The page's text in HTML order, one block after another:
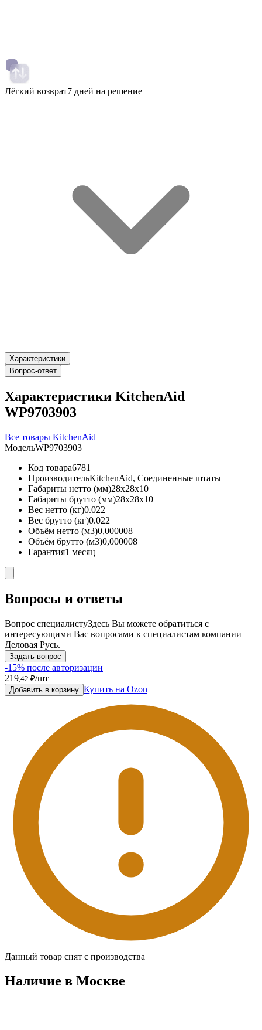
Лёгкий возврат7 дней на решение
Характеристики
Вопрос-ответ
Характеристики KitchenAid
WP9703903
Все товары KitchenAid
МодельWP9703903
Код товара6781
ПроизводительKitchenAid, Соединенные штаты
Габариты нетто (мм)28x28x10
Габариты брутто (мм)28x28x10
Вес нетто (кг)0.022
Вес брутто (кг)0.022
Объём нетто (м3)0,000008
Объём брутто (м3)0,000008
Гарантия1 месяц
Вопросы и ответы
Вопрос специалистуЗдесь Вы можете обратиться с
интересующими Вас вопросами к специалистам компании
Деловая Русь.
Задать вопрос
-15% после авторизации
219 ,42 ₽/шт
Добавить в корзину Купить на Ozon
Данный товар снят с производства
Наличие в Москвe